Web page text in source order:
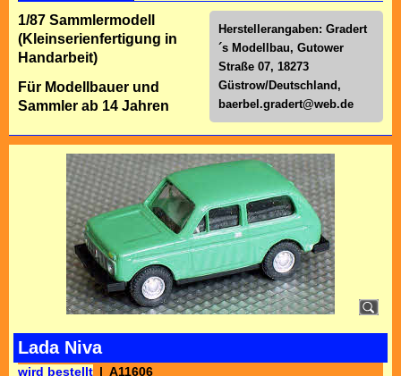
Herstellerangaben: Gradert
´s Modellbau, Gutower
Straße 07, 18273
Güstrow/Deutschland,
baerbel.gradert@web.de
1/87 Sammlermodell
(Kleinserienfertigung in
Handarbeit)
Für Modellbauer und
Sammler ab 14 Jahren
Lada Niva
wird bestellt A11606